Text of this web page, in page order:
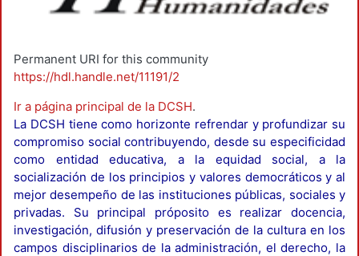
Permanent URI for this community
https://hdl.handle.net/11191/2
Ir a página principal de la DCSH.
La DCSH tiene como horizonte refrendar y profundizar su
compromiso social contribuyendo, desde su especificidad
como entidad educativa, a la equidad social, a la
socialización de los principios y valores democráticos y al
mejor desempeño de las instituciones públicas, sociales y
privadas. Su principal próposito es realizar docencia,
investigación, difusión y preservación de la cultura en los
campos disciplinarios de la administración, el derecho, la